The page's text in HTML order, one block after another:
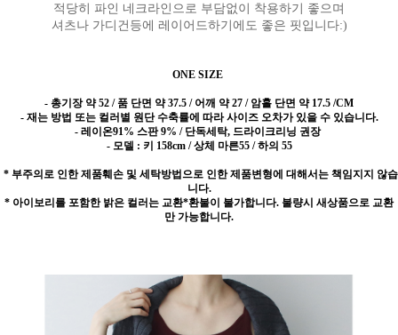
적당히 파인 네크라인으로 부담없이 착용하기 좋으며
셔츠나 가디건등에 레이어드하기에도 좋은 핏입니다:)
ONE SIZE
- 총기장 약 52 / 품 단면 약 37.5 / 어깨 약 27 / 암홀 단면 약 17.5 /CM
- 재는 방법 또는 컬러별 원단 수축률에 따라 사이즈 오차가 있을 수 있습니다.
- 레이온91% 스판 9% / 단독세탁, 드라이크리닝 권장
- 모델 : 키 158cm / 상체 마른55 / 하의 55
* 부주의로 인한 제품훼손 및 세탁방법으로 인한 제품변형에 대해서는 책임지지 않습
니다.
* 아이보리를 포함한 밝은 컬러는 교환*환불이 불가합니다. 불량시 새상품으로 교환
만 가능합니다.